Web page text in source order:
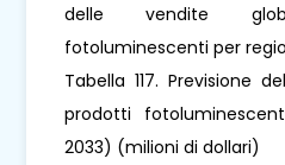
delle vendite
fotoluminescenti per
Tabella 117. Previsione
prodotti
2033) (milioni di dollari)